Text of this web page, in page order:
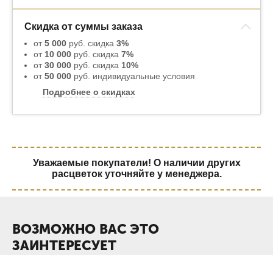
Скидка от суммы заказа
от5 000 руб. скидка 3%
от 10 000 руб. скидка 7%
от30 000 руб. скидка 10%
от50 000 руб. индивидуальные условия
Подробнее о скидках
Уважаемые покупатели! О наличии других
расцветок уточняйте у менеджера.
ВОЗМОЖНО ВАС ЭТО
ЗАИНТЕРЕСУЕТ